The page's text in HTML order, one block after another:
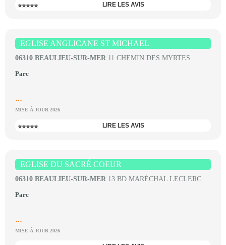
⭐⭐⭐⭐⭐ LIRE LES AVIS
EGLISE ANGLICANE ST MICHAEL
06310 BEAULIEU-SUR-MER 11 CHEMIN DES MYRTES
Parc
...
MISE À JOUR 2026
⭐⭐⭐⭐⭐ LIRE LES AVIS
EGLISE DU SACRÉ COEUR
06310 BEAULIEU-SUR-MER 13 BD MARÉCHAL LECLERC
Parc
...
MISE À JOUR 2026